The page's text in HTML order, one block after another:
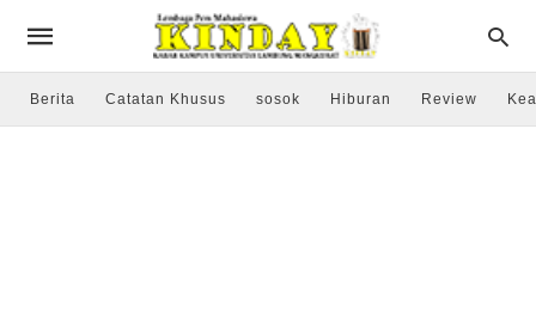
Berita Catatan Khusus sosok Hiburan Review